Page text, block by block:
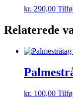
kr. 290,00
Relaterede
kr. 100,00